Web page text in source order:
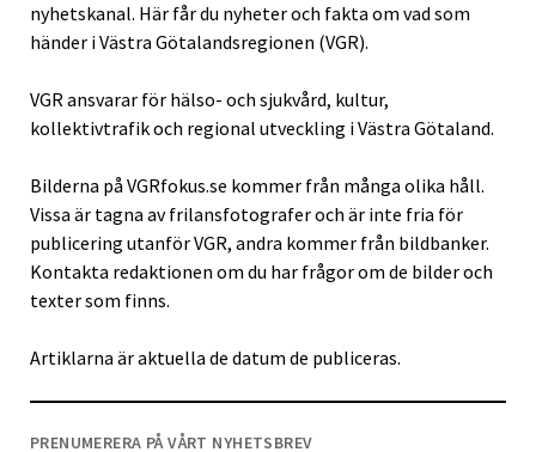
nyhetskanal. Här får du nyheter och fakta om vad som
händer i Västra Götalandsregionen (VGR).
VGR ansvarar för hälso- och sjukvård, kultur,
kollektivtrafik och regional utveckling i Västra Götaland.
Bilderna på VGRfokus.se kommer från många olika håll.
Vissa är tagna av frilansfotografer och är inte fria för
publicering utanför VGR, andra kommer från bildbanker.
Kontakta redaktionen om du har frågor om de bilder och
texter som finns.
Artiklarna är aktuella de datum de publiceras.
PRENUMERERA PÅ VÅRT NYHETSBREV